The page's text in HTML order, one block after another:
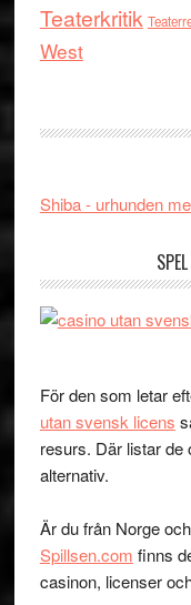
Teaterkritik
West
Shiba - urhunden
För den som letar
utan svensk licens
resurs. Där listar de
alternativ.
Är du från Norge
Spillsen.com finns
casinon, licenser